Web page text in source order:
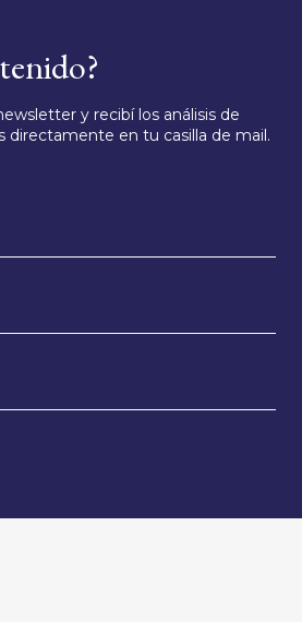
y recibí los análisis de
directamente en tu casilla de mail.